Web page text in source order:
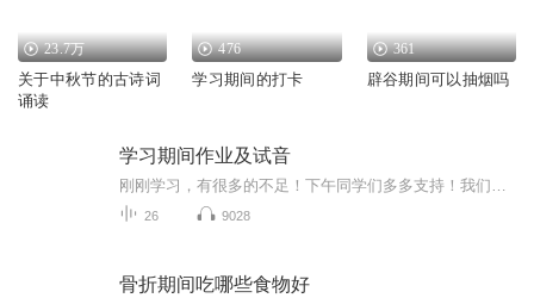
23.7万
关于中秋节的古诗词
诵读
476
学习期间的打卡
361
辟谷期间可以抽烟吗
学习期间作业及试音
26 9028
骨折期间吃哪些食物好